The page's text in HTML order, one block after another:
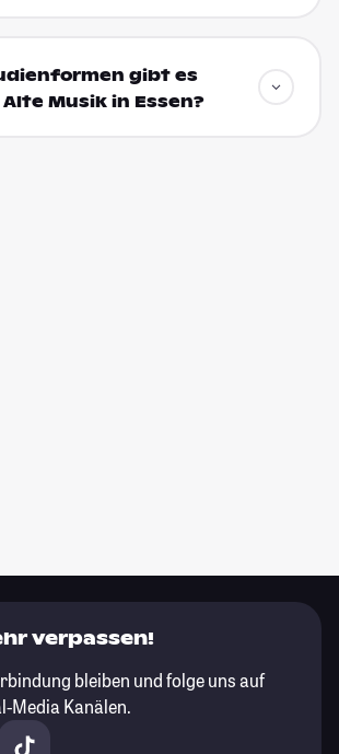
gibt es
Musik in Essen?
verpassen!
bleiben und folge uns auf
Media Kanälen.